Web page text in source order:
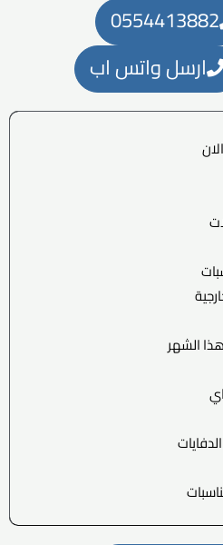
0554413882
ارسل واتس اب